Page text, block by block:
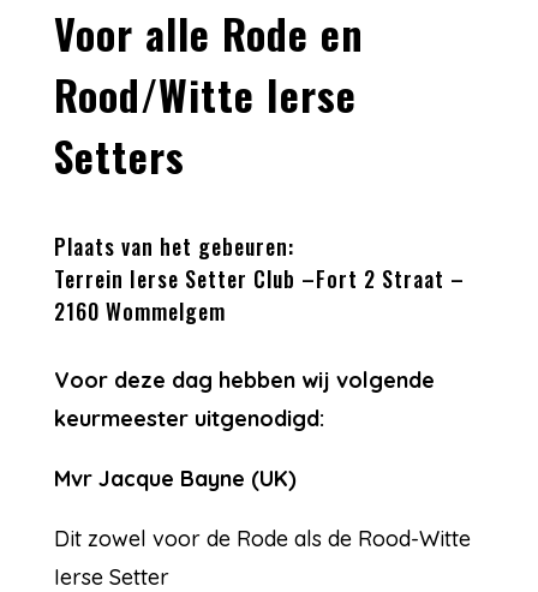
Voor alle Rode en
Rood/Witte Ierse
Setters
Plaats van het gebeuren:
Terrein Ierse Setter Club –Fort 2 Straat –
2160 Wommelgem
Voor deze dag hebben wij volgende
keurmeester uitgenodigd:
Mvr Jacque Bayne (UK)
Dit zowel voor de Rode als de Rood-Witte
Ierse Setter